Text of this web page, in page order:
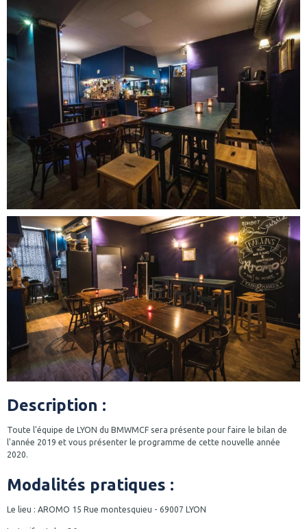
Description :
Toute l'équipe de LYON du BMWMCF sera présente pour faire le bilan de
l'année 2019 et vous présenter le programme de cette nouvelle année
2020.
Modalités pratiques :
Le lieu : AROMO 15 Rue montesquieu - 69007 LYON